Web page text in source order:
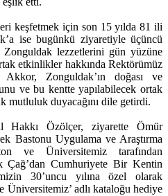
keşfetmek için son 15 yılda 81 ili
ise bugünkü ziyaretiyle üçüncü
Zonguldak lezzetlerini gün yüzüne
etkinlikler hakkında Rektörümüz
Zonguldak’ın doğası ve
ve bu kentte yapılabilecek ortak
mutluluk duyacağını dile getirdi.
Hakkı Özölçer, ziyarette Ömür
Bastonu Uygulama ve Araştırma
ve Üniversitemiz tarafından
Çağ’dan Cumhuriyete Bir Kentin
30’uncu yılına özel olarak
Üniversitemiz’ adlı kataloğu hediye